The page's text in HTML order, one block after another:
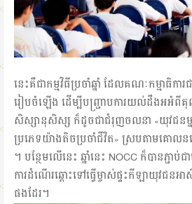
នេះគឺជាកម្មវិធីប្រចាំឆ្នាំ ដែលគណៈកម្មាធិកា
រៀបចំឡើង ដើម្បីបញ្ជ្រាបការយល់ដឹងអអំ
សិស្សានុសិស្ស ក៏ដូចជាជំរុញចលនា «យុវជនម្
ប្រភេទយ៉ាងតិចប្រចាំជីវិត» ស្របតាមគោលន
។ បន្ថែមលើនេះ ឆ្នាំនេះ NOCC ក៏បានភ្ជាប់
ការដំណើរឆ្ពោះទៅធ្វើម្ចាស់ផ្ទះកីឡាយុវជនអ
ផងដែរ។